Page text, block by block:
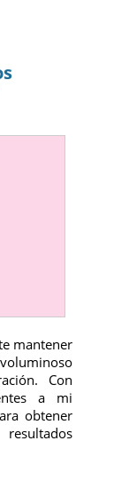
mantener
Con
a mi
obtener